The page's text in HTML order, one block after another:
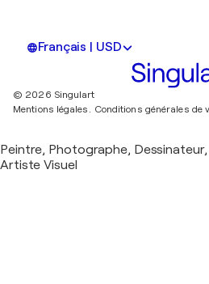
Français | USD
© 2026 Singulart
Mentions légales. Conditions générales de
Peintre, Photographe,
Artiste Visuel